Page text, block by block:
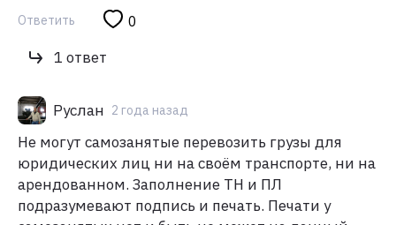
Ответить 0
1 ответ
Руслан 2 года назад
Не могут самозанятые перевозить грузы для
юридических лиц ни на своём транспорте, ни на
арендованном. Заполнение ТН и ПЛ
подразумевают подпись и печать. Печати у